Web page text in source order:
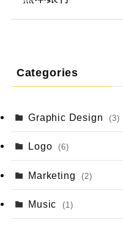
Categories
Graphic Design (3)
Logo (6)
Marketing (2)
Music (1)